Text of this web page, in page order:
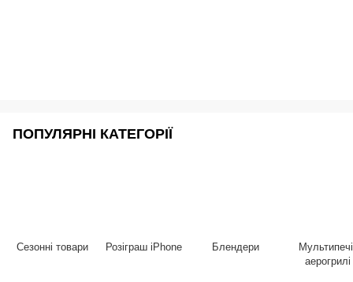
ПОПУЛЯРНІ КАТЕГОРІЇ
Сезонні товари Розіграш iPhone Блендери
аерогрилі